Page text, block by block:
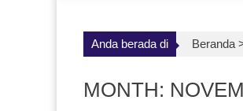
Anda berada di Beranda
MONTH: